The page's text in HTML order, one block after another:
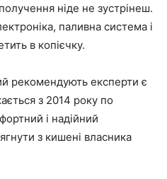
ніде не зустрінеш.
паливна система і
в копієчку.
рекомендують експерти є
з 2014 року по
і надійний
з кишені власника